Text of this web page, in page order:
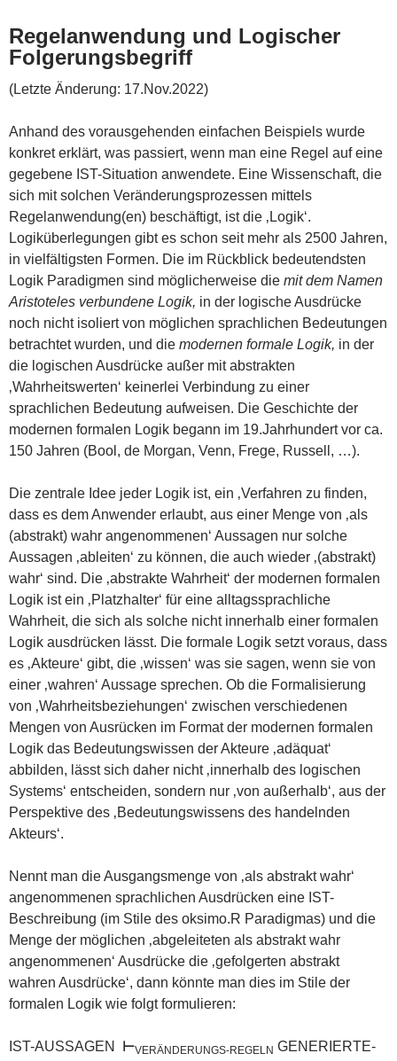
Regelanwendung und Logischer
Folgerungsbegriff
(Letzte Änderung: 17.Nov.2022)
Anhand des vorausgehenden einfachen Beispiels wurde
konkret erklärt, was passiert, wenn man eine Regel auf eine
gegebene IST-Situation anwendete. Eine Wissenschaft, die
sich mit solchen Veränderungsprozessen mittels
Regelanwendung(en) beschäftigt, ist die ‚Logik‘.
Logiküberlegungen gibt es schon seit mehr als 2500 Jahren,
in vielfältigsten Formen. Die im Rückblick bedeutendsten
Logik Paradigmen sind möglicherweise die mit dem Namen
Aristoteles verbundene Logik, in der logische Ausdrücke
noch nicht isoliert von möglichen sprachlichen Bedeutungen
betrachtet wurden, und die modernen formale Logik, in der
die logischen Ausdrücke außer mit abstrakten
‚Wahrheitswerten‘ keinerlei Verbindung zu einer
sprachlichen Bedeutung aufweisen. Die Geschichte der
modernen formalen Logik begann im 19.Jahrhundert vor ca.
150 Jahren (Bool, de Morgan, Venn, Frege, Russell, …).
Die zentrale Idee jeder Logik ist, ein ‚Verfahren zu finden,
dass es dem Anwender erlaubt, aus einer Menge von ‚als
(abstrakt) wahr angenommenen‘ Aussagen nur solche
Aussagen ‚ableiten‘ zu können, die auch wieder ‚(abstrakt)
wahr‘ sind. Die ‚abstrakte Wahrheit‘ der modernen formalen
Logik ist ein ‚Platzhalter‘ für eine alltagssprachliche
Wahrheit, die sich als solche nicht innerhalb einer formalen
Logik ausdrücken lässt. Die formale Logik setzt voraus, dass
es ‚Akteure‘ gibt, die ‚wissen‘ was sie sagen, wenn sie von
einer ‚wahren‘ Aussage sprechen. Ob die Formalisierung
von ‚Wahrheitsbeziehungen‘ zwischen verschiedenen
Mengen von Ausrücken im Format der modernen formalen
Logik das Bedeutungswissen der Akteure ‚adäquat‘
abbilden, lässt sich daher nicht ‚innerhalb des logischen
Systems‘ entscheiden, sondern nur ‚von außerhalb‘, aus der
Perspektive des ‚Bedeutungswissens des handelnden
Akteurs‘.
Nennt man die Ausgangsmenge von ‚als abstrakt wahr‘
angenommenen sprachlichen Ausdrücken eine IST-
Beschreibung (im Stile des oksimo.R Paradigmas) und die
Menge der möglichen ‚abgeleiteten als abstrakt wahr
angenommenen‘ Ausdrücke die ‚gefolgerten abstrakt
wahren Ausdrücke‘, dann könnte man dies im Stile der
formalen Logik wie folgt formulieren:
IST-AUSSAGEN ⊢VERÄNDERUNGS-REGELN GENERIERTE-